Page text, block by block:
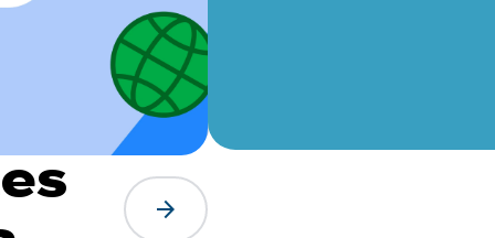
arrow_forward